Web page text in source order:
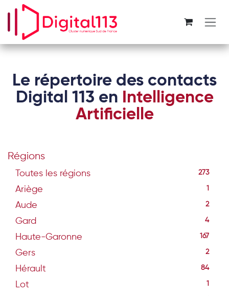
Se rendre au contenu
Le répertoire des contacts
Digital 113 en Intelligence
Artificielle
Régions
Toutes les régions 273
Ariège 1
Aude 2
Gard 4
Haute-Garonne 167
Gers 2
Hérault 84
Lot 1